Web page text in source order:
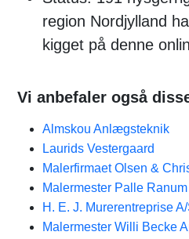
region Nordjylland
kigget på denne
Vi anbefaler også
Almskou Anlægsteknik
Laurids Vestergaard
Malerfirmaet Olsen &
Malermester Palle Ranum
H. E. J. Murerentreprise
Malermester Willi Becke